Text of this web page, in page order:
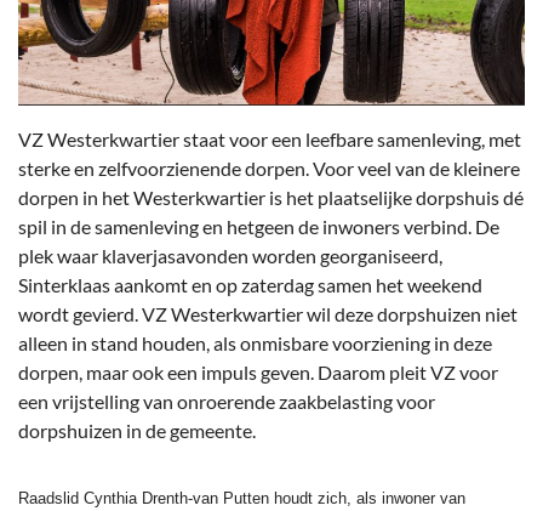
VZ Westerkwartier staat voor een leefbare samenleving, met
sterke en zelfvoorzienende dorpen. Voor veel van de kleinere
dorpen in het Westerkwartier is het plaatselijke dorpshuis dé
spil in de samenleving en hetgeen de inwoners verbind. De
plek waar klaverjasavonden worden georganiseerd,
Sinterklaas aankomt en op zaterdag samen het weekend
wordt gevierd. VZ Westerkwartier wil deze dorpshuizen niet
alleen in stand houden, als onmisbare voorziening in deze
dorpen, maar ook een impuls geven. Daarom pleit VZ voor
een vrijstelling van onroerende zaakbelasting voor
dorpshuizen in de gemeente.
Raadslid Cynthia Drenth-van Putten houdt zich, als inwoner van